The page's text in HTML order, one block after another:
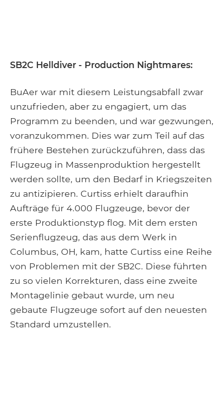
SB2C Helldiver - Production Nightmares:
BuAer war mit diesem Leistungsabfall zwar
unzufrieden, aber zu engagiert, um das
Programm zu beenden, und war gezwungen,
voranzukommen. Dies war zum Teil auf das
frühere Bestehen zurückzuführen, dass das
Flugzeug in Massenproduktion hergestellt
werden sollte, um den Bedarf in Kriegszeiten
zu antizipieren. Curtiss erhielt daraufhin
Aufträge für 4.000 Flugzeuge, bevor der
erste Produktionstyp flog. Mit dem ersten
Serienflugzeug, das aus dem Werk in
Columbus, OH, kam, hatte Curtiss eine Reihe
von Problemen mit der SB2C. Diese führten
zu so vielen Korrekturen, dass eine zweite
Montagelinie gebaut wurde, um neu
gebaute Flugzeuge sofort auf den neuesten
Standard umzustellen.